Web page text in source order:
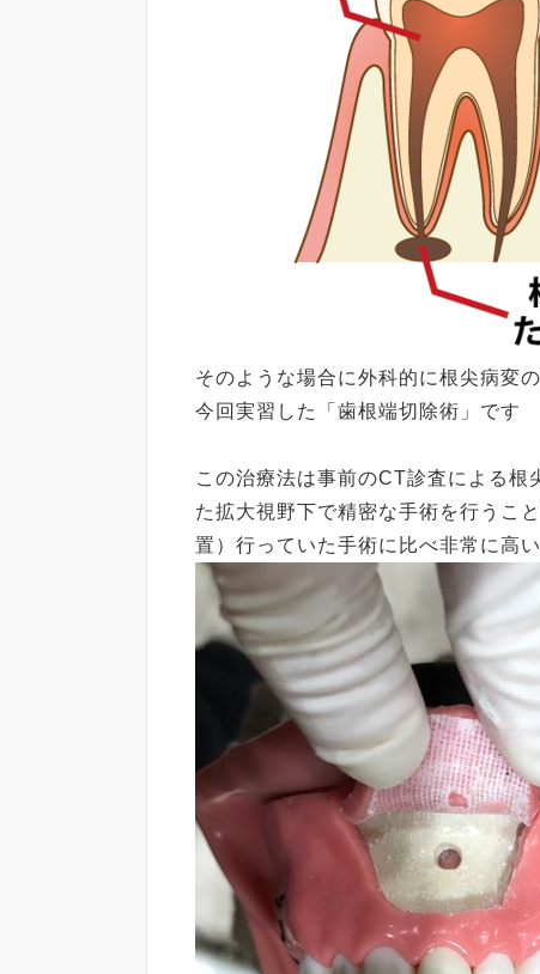
そのような場合に外科的に根尖病変
今回実習した「歯根端切除術」です
この治療法は事前のCT診査による根
た拡大視野下で精密な手術を行うこ
置）行っていた手術に比べ非常に高